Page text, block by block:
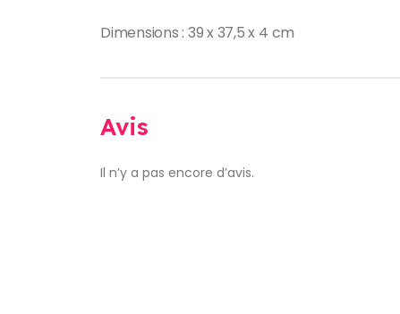
Dimensions : 39 x 37,5 x 4 cm
Avis
Il n’y a pas encore d’avis.